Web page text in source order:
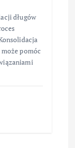
długów
pomóc